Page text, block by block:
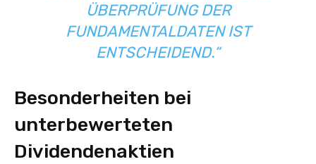
BERPRÜFUNG DER F
UNDAMENTALDATEN IST E
NTSCHEIDEND.“
Besonderheiten bei
unterbewerteten
Dividendenaktien